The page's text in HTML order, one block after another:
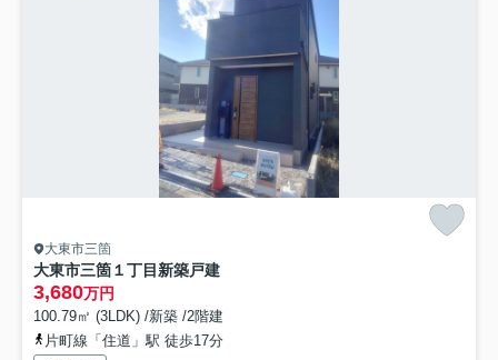
大東市三箇
大東市三箇１丁目新築戸建
3,680万円
100.79㎡ (3LDK) /新築 /2階建
片町線「住道」駅 徒歩17分